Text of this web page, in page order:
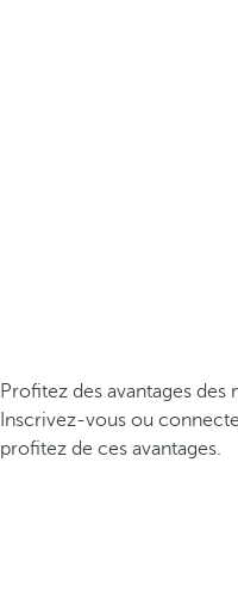
Profitez des avantages
Inscrivez-vous ou
profitez de ces avantages.